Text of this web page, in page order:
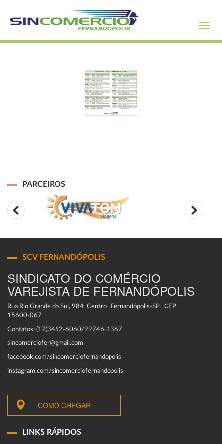
PARCEIROS
SCV FERNANDÓPOLIS
SINDICATO DO COMÉRCIO
VAREJISTA DE FERNANDÓPOLIS
Rua Rio Grande do Sul, 984 Centro Fernandópolis-SP CEP
15600-067
Contatos: (17)3462-6060/99746-1367
sincomerciofer@gmail.com
facebook.com/sincomerciofernandopolis
instagram.com/sincomerciofernandopolis
COMO CHEGAR
LINKS RÁPIDOS